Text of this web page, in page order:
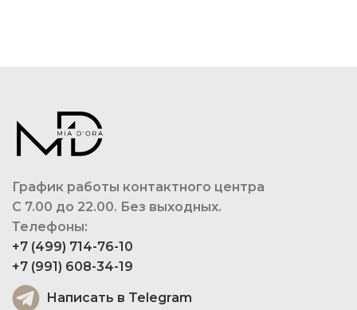
График работы контактного центра
С 7.00 до 22.00. Без выходных.
Телефоны:
+7 (499) 714-76-10
+7 (991) 608-34-19
Написать в Telegram